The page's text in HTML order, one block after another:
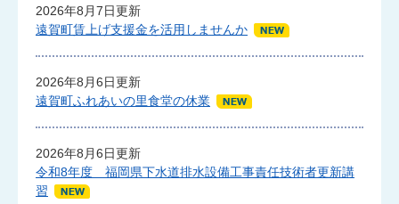
2026年8月7日更新
遠賀町賃上げ支援金を活用しませんか
2026年8月6日更新
遠賀町ふれあいの里食堂の休業
2026年8月6日更新
令和8年度 福岡県下水道排水設備工事責任技術者更新講
習